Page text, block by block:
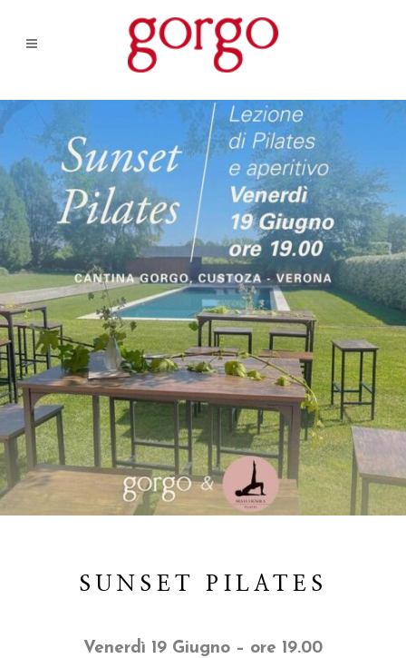
SUNSET PILATES
Venerdì 19 Giugno – ore 19.00